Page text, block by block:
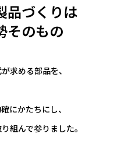
品づくりは
そのもの
求める部品を、
にかたちにし、
組んで参りました。